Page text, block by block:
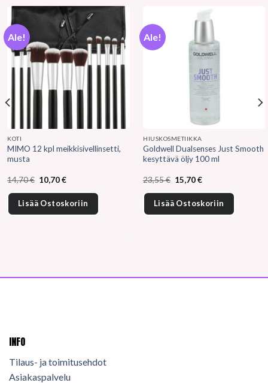
Ale!
KOTI
MIMO 12 kpl meikkisivellinsetti,
musta
14,70€ Alkuperäinen
hinta
oli:
14,70 €.
10,70€Nykyinen
on:
10,70 €.
Lisää Ostoskoriin
Ale!
HIUSKOSMETIIKKA
Goldwell Dualsenses Just Smooth
kesyttävä öljy 100 ml
23,55€ Alkuperäinen
hinta
oli:
23,55 €.
15,70€Nykyinen
on:
15,70 €.
Lisää Ostoskoriin
INFO
Tilaus- ja toimitusehdot
Asiakaspalvelu